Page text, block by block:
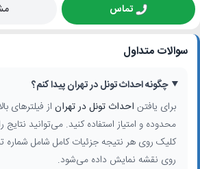
تماس
سوالات متداول
چگونه احداث تونل در تهران پیدا کنم؟
برای یافتن احداث تونل در تهران از فیلترهای
محدوده و امتیاز استفاده کنید. می‌توانید نتایج
کلیک روی هر نتیجه جزئیات کامل شامل
روی نقشه نمایش داده می‌شود.